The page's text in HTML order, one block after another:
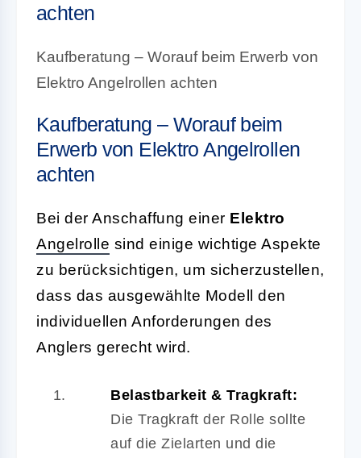
achten
Kaufberatung – Worauf beim Erwerb von
Elektro Angelrollen achten
Kaufberatung – Worauf beim
Erwerb von Elektro Angelrollen
achten
Bei der Anschaffung einer Elektro
Angelrolle sind einige wichtige Aspekte
zu berücksichtigen, um sicherzustellen,
dass das ausgewählte Modell den
individuellen Anforderungen des
Anglers gerecht wird.
Belastbarkeit & Tragkraft:
Die Tragkraft der Rolle sollte
auf die Zielarten und die